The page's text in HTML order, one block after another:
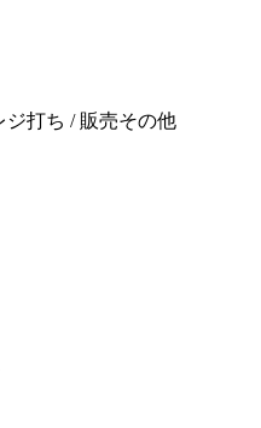
ジ打ち / 販売その他